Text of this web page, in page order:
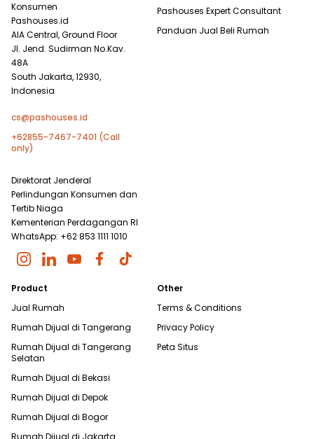
Konsumen
Pashouses.id
AIA Central, Ground Floor
Jl. Jend. Sudirman No.Kav.
48A
South Jakarta, 12930,
Indonesia
cs@pashouses.id
+62855-7467-7401 (Call
only)
Direktorat Jenderal
Perlindungan Konsumen dan
Tertib Niaga
Kementerian Perdagangan RI
WhatsApp: +62 853 1111 1010
Pashouses Expert Consultant
Panduan Jual Beli Rumah
Product
Jual Rumah
Rumah Dijual di Tangerang
Rumah Dijual di Tangerang
Selatan
Rumah Dijual di Bekasi
Rumah Dijual di Depok
Rumah Dijual di Bogor
Rumah Dijual di Jakarta
Other
Terms & Conditions
Privacy Policy
Peta Situs